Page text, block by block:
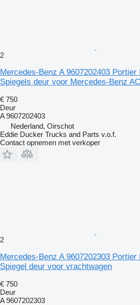
2
Mercedes-Benz A 9607202403
Spiegels deur voor Mercedes-Benz
€ 750
Deur
A 9607202403
Nederland, Oirschot
Eddie Ducker Trucks and Parts v.o.f.
Contact opnemen met verkoper
2
Mercedes-Benz A 9607202303
Spiegel deur voor vrachtwagen
€ 750
Deur
A 9607202303